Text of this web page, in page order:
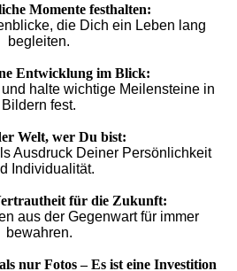
Momente festhalten:
die Dich ein Leben lang
begleiten.
Entwicklung im Blick:
halte wichtige Meilensteine in
Bildern fest.
Welt, wer Du bist:
Ausdruck Deiner Persönlichkeit
Individualität.
für die Zukunft:
aus der Gegenwart für immer
bewahren.
nur Fotos – Es ist eine Investition